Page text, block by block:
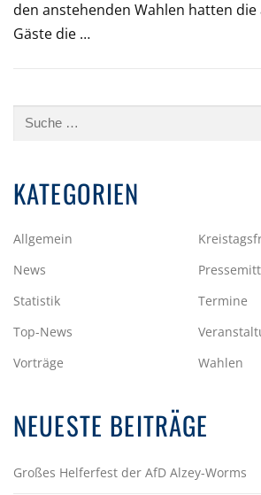
den anstehenden Wahlen hatten die
Gäste die …
Suche
KATEGORIEN
Allgemein
News
Statistik
Termine
Top-News
Vorträge
Wahlen
NEUESTE BEITRÄGE
Großes Helferfest der AfD Alzey-Worms